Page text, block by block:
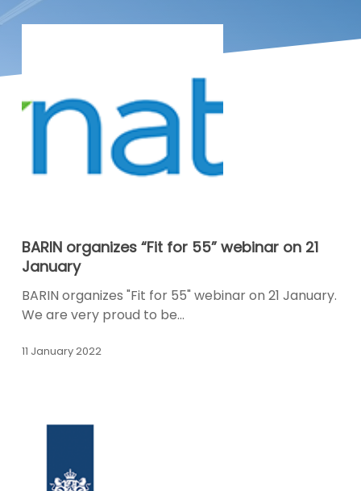
organizes
“Fit
for
55”
on
BARIN organizes “Fit for 55” webinar on 21
January
BARIN organizes "Fit for 55" webinar on 21 January.
We are very proud to be…
11 January 2022